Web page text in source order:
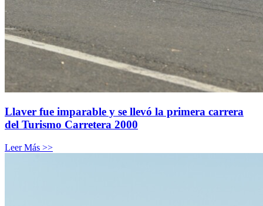
Llaver fue imparable y se llevó la primera carrera
del Turismo Carretera 2000
Leer Más >>